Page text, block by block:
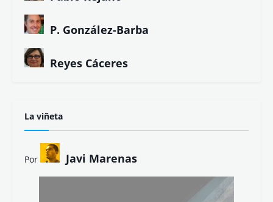
P. González-Barba
Reyes Cáceres
La viñeta
Por Javi Marenas